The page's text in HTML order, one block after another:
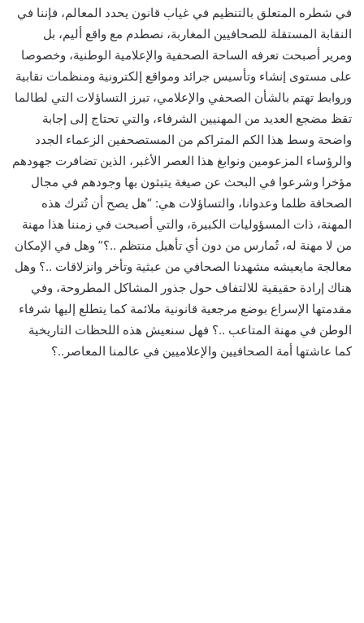
في شطره المتعلق بالتنظيم في غياب قانون يحدد المعالم، فإننا في
النقابة المستقلة للصحافيين المغاربة، نصطدم مع واقع أليم، بل
ومرير أصبحت تعرفه الساحة الصحفية والإعلامية الوطنية، وخصوصا
على مستوى إنشاء وتأسيس جرائد ومواقع إلكترونية ومنظمات نقابية
وروابط تهتم بالشأن الصحفي والإعلامي، تبرز التساؤلات التي لطالما
تقظ مضجع العديد من المهنيين الشرفاء، والتي تحتاج إلى إجابة
واضحة وسط هذا الكم المتراكم من المستصحفين الزعماء الجدد
والرؤساء المزعومين ونوابغ هذا العصر الأغبر، الذين تضافرت جهودهم
مؤخرا وشرعوا في البحث عن صيغة يتبثون بها وجودهم في مجال
الصحافة ظلما وعدوانا، والتساؤلات هي: “هل يصح أن تُترك هذه
المهنة، ذات المسؤوليات الكبيرة، والتي أصبحت في زمننا هذا مهنة
من لا مهنة له، تُمارس من دون أي تأهيل منتظم ..؟” وهل في الإمكان
معالجة مايعيشه مشهدنا الصحافي من عبثية وتأخر وانزلاقات ..؟ وهل
هناك إرادة حقيقية للالتفاف حول جذور المشاكل المطروحة، وفي
مقدمتها الإسراع بوضع مرجعية قانونية ملائمة كما يتطلع إليها شرفاء
الوطن في مهنة المتاعب ..؟ فهل سنعيش هذه اللحظات التاريخية
كما عاشتها أمة الصحافيين والإعلاميين في عالمنا المعاصر..؟